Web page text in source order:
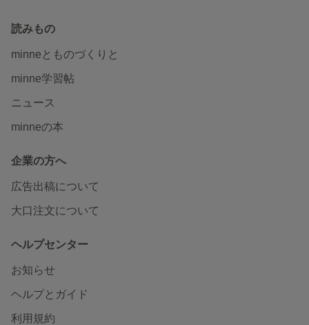
読みもの
minneとものづくりと
minne学習帖
ニュース
minneの本
企業の方へ
広告出稿について
大口注文について
ヘルプセンター
お知らせ
ヘルプとガイド
利用規約